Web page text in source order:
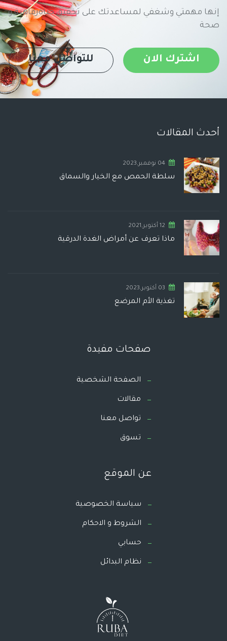
إنها مهمتي وشغفي لمساعدتك على تحقيق حياةرفاهية و
صحة
اشترك الان للتواصل معنا
أحدث المقالات
04 نوفمبر,2023
سلطة الحمص مع الخيار والسماق
12 أكتوبر,2021
ماذا تعرف عن أمراض الغدة الدرقية
03 أكتوبر,2023
تغذية الأم المرضع
صفحات مفيدة
الصفحة الشخصية
مقالات
تواصل معنا
تسوق
عن الموقع
سياسة الخصوصية
الشروط و الاحكام
حسابي
نظام البدائل